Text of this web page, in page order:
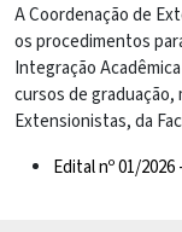
A Coordenação de
os procedimentos
Integração
cursos de graduação,
Extensionistas, da
Edital nº 01/2026